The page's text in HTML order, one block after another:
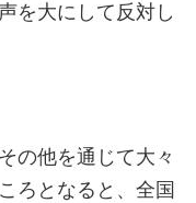
を大にして反対し
の他を通じて大々
ろとなると、全国